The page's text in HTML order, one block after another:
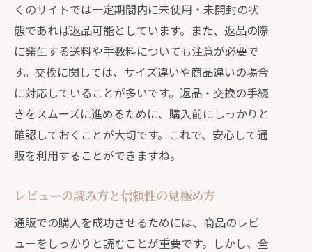
くのサイトでは一定期間内に未使用・未開封の状
態であれば返品可能としています。また、返品の際
に発生する送料や手数料についても注意が必要で
す。交換に関しては、サイズ違いや商品違いの場合
に対応していることが多いです。返品・交換の手続
きをスムーズに進めるために、購入前にしっかりと
確認しておくことが大切です。これで、安心して通
販を利用することができますね。
レビューの読み方と信頼性の見極め方
通販での購入を成功させるためには、商品のレビ
ューをしっかりと読むことが重要です。しかし、全